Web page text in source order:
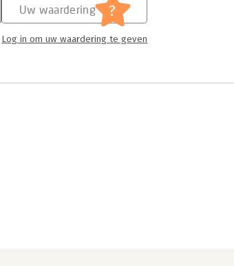
Uw waardering ?
Log in om uw waardering te geven